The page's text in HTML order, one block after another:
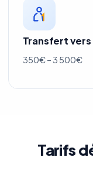
Transfert vers
350€ – 3 500€
Tarifs